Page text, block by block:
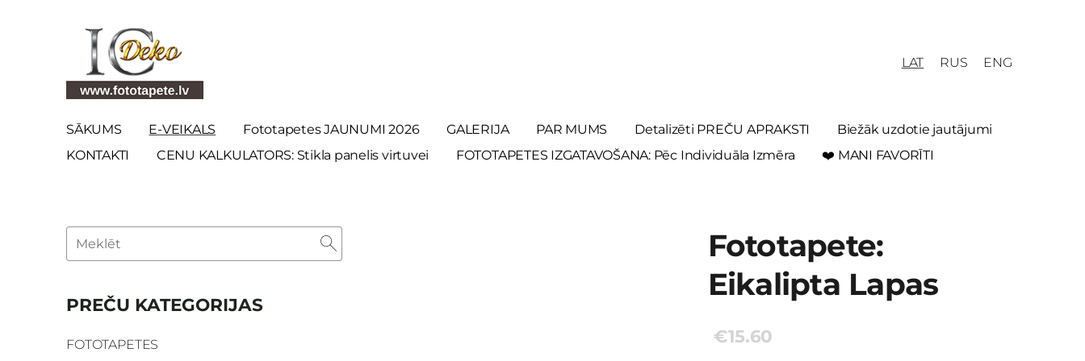
SĀKUMS E-VEIKALS Fototapetes JAUNUMI 2026 GALERIJA PAR MUMS Detalizēti PREČU APRAKSTI
Biežāk uzdotie jautājumi
KONTAKTI
CENU KALKULATORS: Stikla panelis virtuvei FOTOTAPETES IZGATAVOŠANA: Pēc Individuāla Izmēra ❤️ MANI FAVORĪTI
LAT RUS ENG
PREČU KATEGORIJAS
FOTOTAPETES
Fototapete:
Eikalipta Lapas
€15.60